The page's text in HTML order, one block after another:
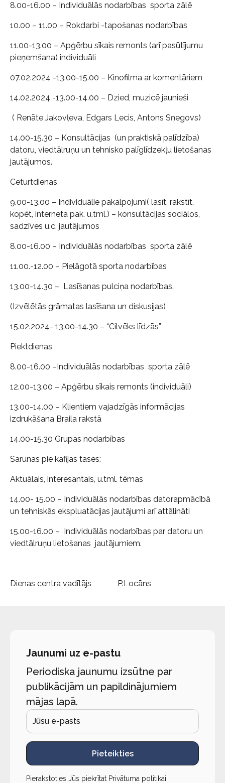
8.00-16.00 – Individuālās nodarbības sporta zālē
10.00 – 11.00 – Rokdarbi -tapošanas nodarbības
11.00-13.00 – Apģērbu sīkais remonts (arī pasūtījumu
pieņemšana) individuāli
07.02.2024 -13.00-15.00 – Kinofilma ar komentāriem
14.02.2024 -13.00-14.00 – Dzied, muzicē jaunieši
( Renāte Jakovļeva, Edgars Lecis, Antons Sņegovs)
14.00-15.30 – Konsultācijas (un praktiskā palīdzība)
datoru, viedtālruņu un tehnisko palīglīdzekļu lietošanas
jautājumos.
Ceturtdienas
9.00-13.00 – Individuālie pakalpojumi( lasīt, rakstīt,
kopēt, interneta pak. u.tml.) – konsultācijas sociālos,
sadzīves u.c. jautājumos
8.00-16.00 – Individuālās nodarbības sporta zālē
11.00.-12.00 – Pielāgotā sporta nodarbības
13.00-14.30 – Lasīšanas pulciņa nodarbības.
(Izvēlētās grāmatas lasīšana un diskusijas)
15.02.2024- 13.00-14.30 – “Cilvēks līdzās”
Piektdienas
8.00-16.00 –Individuālās nodarbības sporta zālē
12.00-13.00 – Apģērbu sīkais remonts (individuāli)
13.00-14.00 – Klientiem vajadzīgās informācijas
izdrukāšana Braila rakstā
14.00-15.30 Grupas nodarbības
Sarunas pie kafijas tases:
Aktuālais, interesantais, u.tml. tēmas
14.00- 15.00 – Individuālās nodarbības datorapmācībā
un tehniskās ekspluatācijas jautājumi arī attālināti
15.00-16.00 – Individuālās nodarbības par datoru un
viedtālruņu lietošanas jautājumiem.
Dienas centra vadītājs P.Locāns
Jaunumi uz e-pastu
Periodiska jaunumu izsūtne par
publikācijām un papildinājumiem
mājas lapā.
Pieteikties
Pierakstoties Jūs piekrītat Privātuma politikai